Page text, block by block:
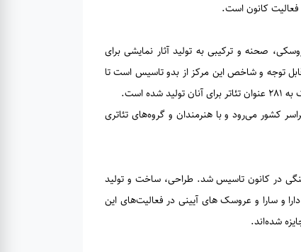
فعالیت کانون است.
استفاده از شیوه‌های عروسکی، صحنه و ترکیبی به تولید آثار نمایشی برای
توجه و شاخص این مرکز از بدو تاسیس است تا
است.
کشور می‌رود و با هنرمندان و گروه‌های تئاتری
فکری، هنری و فرهنگی در کانون تاسیس شد. طراحی، ساخت و تولید
و سارا و عروسک های آیینی در فعالیت‌های این
شده‌اند.